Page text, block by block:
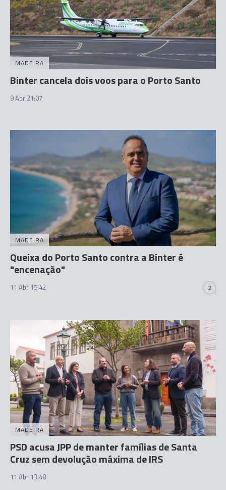
MADEIRA
Binter cancela dois voos para o Porto Santo
9 Abr 21:07
MADEIRA
Queixa do Porto Santo contra a Binter é
"encenação"
11 Abr 15:42 2
MADEIRA
PSD acusa JPP de manter famílias de Santa
Cruz sem devolução máxima de IRS
11 Abr 13:48